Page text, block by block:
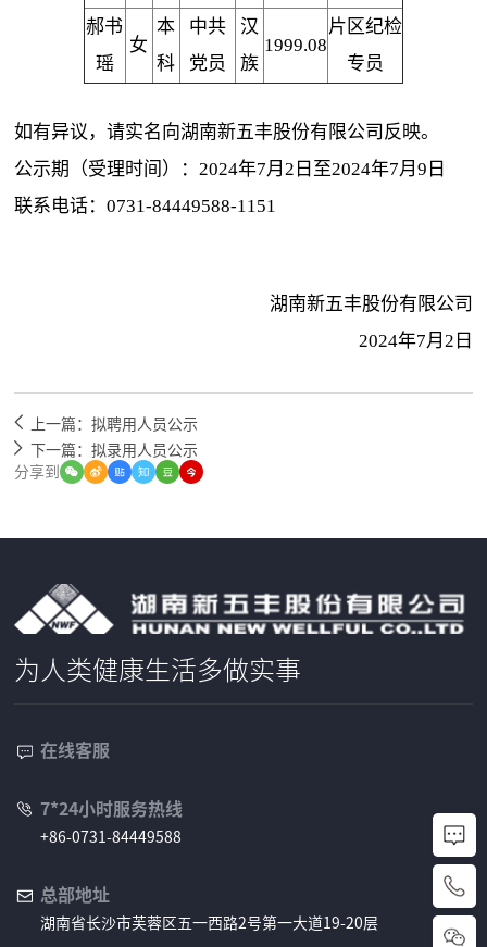
郝书
瑶
女
本
科
中共
党员
汉
族
1999.08
片区纪检
专员
如有异议，请实名向湖南新五丰股份有限公司反映。
公示期（受理时间）：2024年7月2日至2024年7月9日
联系电话：0731-84449588-1151
湖南新五丰股份有限公司
2024年7月2日
上一篇：拟聘用人员公示
下一篇：拟录用人员公示
分享到
为人类健康生活多做实事
在线客服
7*24小时服务热线
+86-0731-84449588
总部地址
湖南省长沙市芙蓉区五一西路2号第一大道19-20层